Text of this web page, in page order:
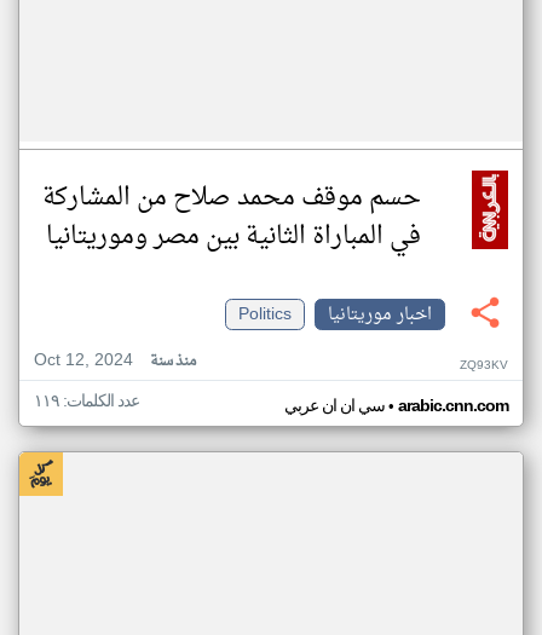
حسم موقف محمد صلاح من المشاركة
في المباراة الثانية بين مصر وموريتانيا
اخبار موريتانيا
Politics
Oct 12, 2024
منذ سنة ZQ93KV
سي ان ان عربي• arabic.cnn.com عدد الكلمات: ١١٩